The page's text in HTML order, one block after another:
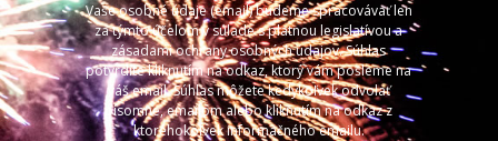
Vaše osobné údaje (email) budeme spracovávať len
za týmto účelom v súlade s platnou legislatívou a
zásadami ochrany osobných údajov. Súhlas
potvrdíte kliknutím na odkaz, ktorý vám pošleme na
váš email. Súhlas môžete kedykoľvek odvolať
písomne, emailom alebo kliknutím na odkaz z
ktoréhokoľvek informačného emailu.